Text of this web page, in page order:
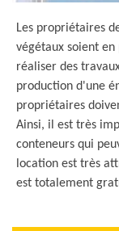
Les propriétaires
végétaux soient
réaliser des
production d'une
propriétaires
Ainsi, il est très
conteneurs qui
location est très
est totalement